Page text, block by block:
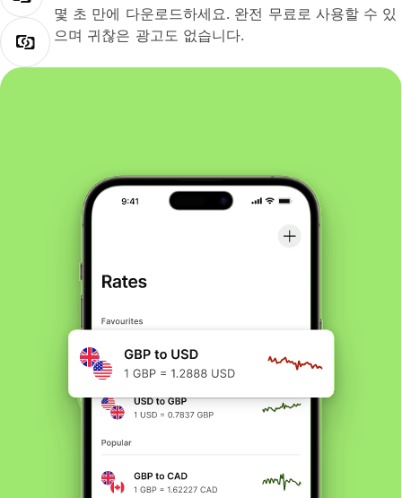
몇 초 만에 다운로드하세요. 완전 무료로 사용할 수 있
으며 귀찮은 광고도 없습니다.